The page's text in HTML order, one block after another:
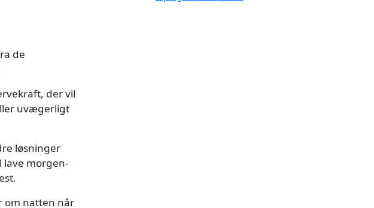
de
der vil
uvægerligt
løsninger
lave morgen-
om natten når